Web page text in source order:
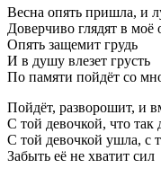
Весна опять пришла, и
Доверчиво глядят в моё
Опять защемит грудь
И в душу влезет грусть
По памяти пойдёт со
Пойдёт, разворошит, и
С той девочкой, что
С той девочкой ушла, с
Забыть её не хватит сил